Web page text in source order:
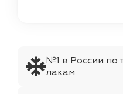
№1 в России по
лакам